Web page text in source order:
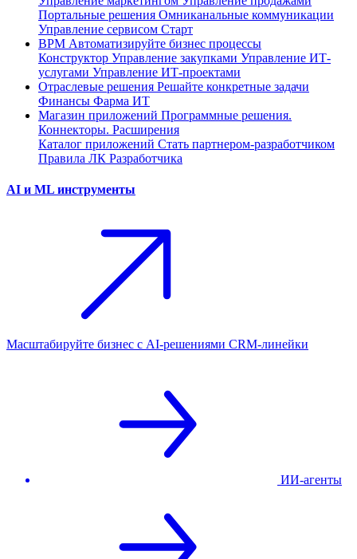
Портальные решения Омниканальные коммуникации
Управление сервисом Старт
BPM Автоматизируйте бизнес процессы
Конструктор Управление закупками Управление ИТ-
услугами Управление ИТ-проектами
Отраслевые решения Решайте конкретные задачи
Финансы Фарма ИТ
Магазин приложений Программные решения.
Коннекторы. Расширения
Каталог приложений Стать партнером-разработчиком
Правила ЛК Разработчика
AI и ML инструменты
Масштабируйте бизнес с AI‑решениями CRM‑линейки
ИИ-агенты